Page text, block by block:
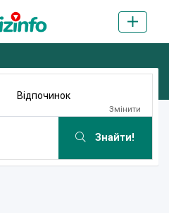
Відпочинок
Змінити
Знайти!